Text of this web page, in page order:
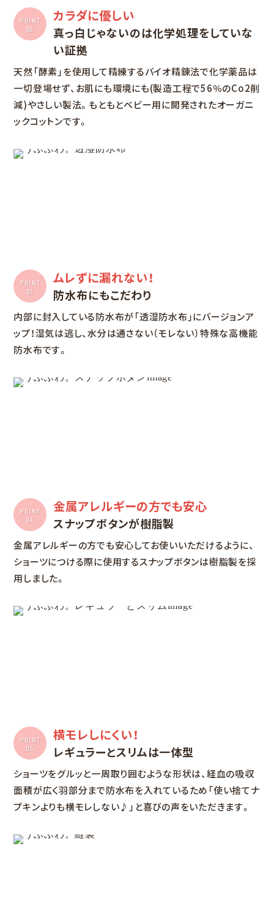
POINT
02
カラダに優しい
真っ白じゃないのは化学処理をしていな
い証拠
天然「酵素」を使用して精練するバイオ精錬法で化学薬品は
一切登場せず、お肌にも環境にも(製造工程で56％のCo2削
減)やさしい製法。もともとベビー用に開発されたオーガニ
ックコットンです。
POINT
03
ムレずに漏れない！
防水布にもこだわり
内部に封入している防水布が「透湿防水布」にバージョンア
ップ！湿気は逃し、水分は通さない（モレない）特殊な高機能
防水布です。
POINT
04
金属アレルギーの方でも安心
スナップボタンが樹脂製
金属アレルギーの方でも安心してお使いいただけるように、
ショーツにつける際に使用するスナップボタンは樹脂製を採
用しました。
POINT
05
横モレしにくい！
レギュラーとスリムは一体型
ショーツをグルッと一周取り囲むような形状は、経血の吸収
面積が広く羽部分まで防水布を入れているため「使い捨てナ
プキンよりも横モレしない♪」と喜びの声をいただきます。